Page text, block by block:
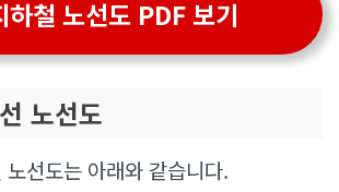
하철 노선도 PDF 보기
노선도
선도는 아래와 같습니다.